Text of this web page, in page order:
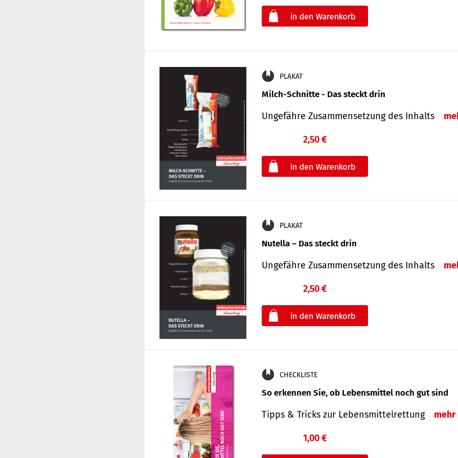
PLAKAT
Milch-Schnitte - Das steckt drin
Ungefähre Zu­sammen­setzung des Inhalts
2,50 €
PLAKAT
Nutella – Das steckt drin
Ungefähre Zusammensetzung des Inhalts
2,50 €
CHECKLISTE
So erkennen Sie, ob Lebensmittel noch gut sind
Tipps & Tricks zur Lebensmittelrettung mehr
1,00 €